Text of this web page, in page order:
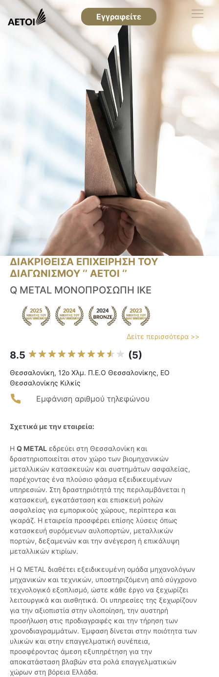
Εγγραφείτε
ΔΙΑΚΡΙΘΕΙΣΑ ΕΠΙΧΕΙΡΗΣΗ ΤΟΥ
ΔΙΑΓΩΝΙΣΜΟΥ ‘’ ΑΕΤΟΙ ‘’
Q METAL ΜΟΝΟΠΡΟΣΩΠΗ ΙΚΕ
Δείτε περισσότερα >>
8.5 (5)
Θεσσαλονίκη, 12ο Χλμ. Π.Ε.Ο Θεσσαλονίκης, ΕΟ
Θεσσαλονίκης Κιλκίς
Εμφάνιση αριθμού τηλεφώνου
Σχετικά με την εταιρεία:
Η Q METAL εδρεύει στη Θεσσαλονίκη και
δραστηριοποιείται στον χώρο των βιομηχανικών
μεταλλικών κατασκευών και συστημάτων ασφαλείας,
παρέχοντας ένα πλούσιο φάσμα εξειδικευμένων
υπηρεσιών. Στη δραστηριότητά της περιλαμβάνεται η
κατασκευή, εγκατάσταση και επισκευή ρολών
ασφαλείας για εμπορικούς χώρους, περίπτερα και
γκαράζ. Η εταιρεία προσφέρει επίσης λύσεις όπως
κατασκευή συρόμενων αυλοπορτών, μεταλλικών
πορτών, δεξαμενών και την ανέγερση ή επικάλυψη
μεταλλικών κτιρίων.
Η Q METAL διαθέτει εξειδικευμένη ομάδα μηχανολόγων
μηχανικών και τεχνικών, υποστηριζόμενη από σύγχρονο
τεχνολογικό εξοπλισμό, ώστε κάθε έργο να ξεχωρίζει
λειτουργικά και αισθητικά. Οι υπηρεσίες της ξεχωρίζουν
για την αξιοπιστία στην υλοποίηση, την αυστηρή
προσήλωση στις προδιαγραφές και την τήρηση των
χρονοδιαγραμμάτων. Έμφαση δίνεται στην ποιότητα των
υλικών και στην επαγγελματική συνέπεια,
προσφέροντας άμεση εξυπηρέτηση για την
αποκατάσταση βλαβών στα ρολά επαγγελματικών
χώρων στη βόρεια Ελλάδα.